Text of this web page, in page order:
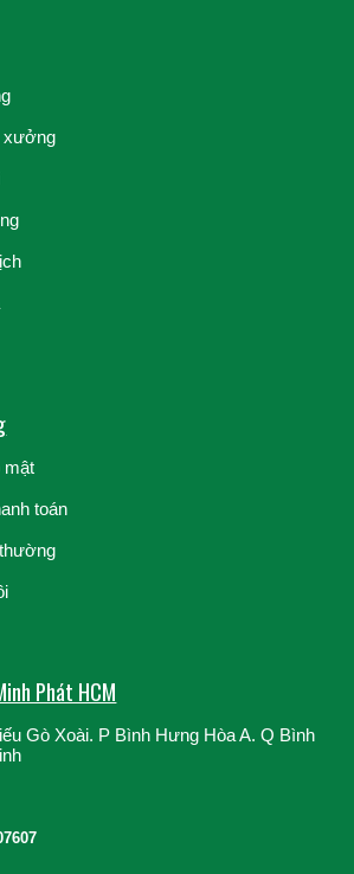
xưởng
mật
toán
Phát HCM
Gò Xoài. P Bình Hưng Hòa A. Q Bình